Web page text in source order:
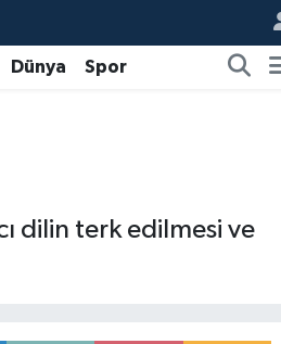
Dünya Spor
dilin terk edilmesi ve